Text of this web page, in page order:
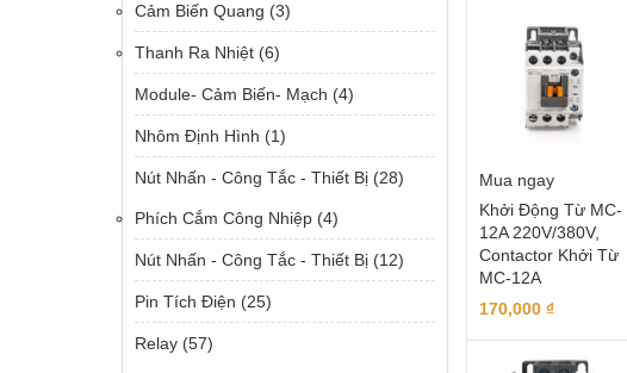
Mua ngay
Khởi Động Từ MC-
12A 220V/380V,
Contactor Khởi Từ
MC-12A
170,000 ₫
Cảm Biến Quang (3)
Thanh Ra Nhiệt (6)
Module- Cảm Biến- Mạch (4)
Nhôm Định Hình (1)
Nút Nhấn - Công Tắc - Thiết Bị (28)
Phích Cắm Công Nhiệp (4)
Nút Nhấn - Công Tắc - Thiết Bị (12)
Pin Tích Điện (25)
Relay (57)